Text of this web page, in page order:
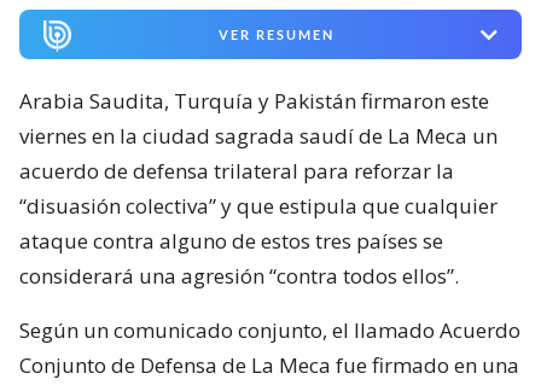
VER RESUMEN
Arabia Saudita, Turquía y Pakistán firmaron este
viernes en la ciudad sagrada saudí de La Meca un
acuerdo de defensa trilateral para reforzar la
“disuasión colectiva” y que estipula que cualquier
ataque contra alguno de estos tres países se
considerará una agresión “contra todos ellos”.
Según un comunicado conjunto, el llamado Acuerdo
Conjunto de Defensa de La Meca fue firmado en una